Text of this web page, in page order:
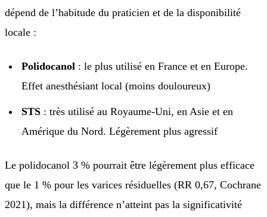
dépend de l’habitude du praticien et de la disponibilité
locale :
Polidocanol : le plus utilisé en France et en Europe.
Effet anesthésiant local (moins douloureux)
STS : très utilisé au Royaume-Uni, en Asie et en
Amérique du Nord. Légèrement plus agressif
Le polidocanol 3 % pourrait être légèrement plus efficace
que le 1 % pour les varices résiduelles (RR 0,67, Cochrane
2021), mais la différence n’atteint pas la significativité